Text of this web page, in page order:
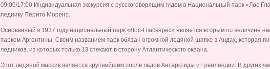
09:00/17:00 Индивидуальная экскурсия с русскоговорящим гидом в Национальный парк «Лос
леднику Перито Морено.
Основанный в 1937 году национальный парк «Лос-Гласьярес» является вторым по величине
парком Аргентины. Своим названием парк обязан огромной ледяной шапке в Андах, которая
ледников, из которых только 13 стекают в сторону Атлантического океана.
Этот ледяной массив является крупнейшим после льдов Антарктиды и Гренландии. В других